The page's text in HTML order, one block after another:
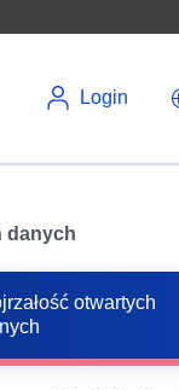
Login
danych
otwartych